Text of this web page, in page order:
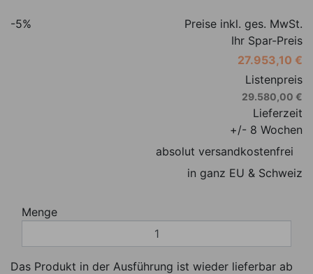
-5%
Preise inkl. ges. MwSt.
Ihr Spar-Preis
27.953,10 €
Listenpreis
29.580,00 €
Lieferzeit
+/- 8 Wochen
absolut versandkostenfrei
in ganz EU & Schweiz
Menge
Das Produkt in der Ausführung ist wieder lieferbar ab